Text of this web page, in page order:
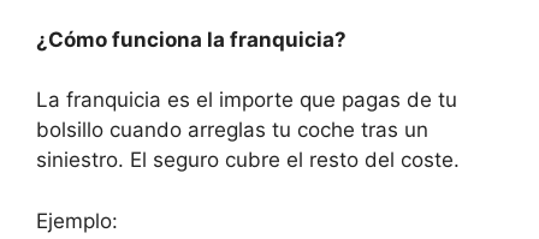
¿Cómo funciona la franquicia?
La franquicia es el importe que pagas de tu
bolsillo cuando arreglas tu coche tras un
siniestro. El seguro cubre el resto del coste.
Ejemplo: